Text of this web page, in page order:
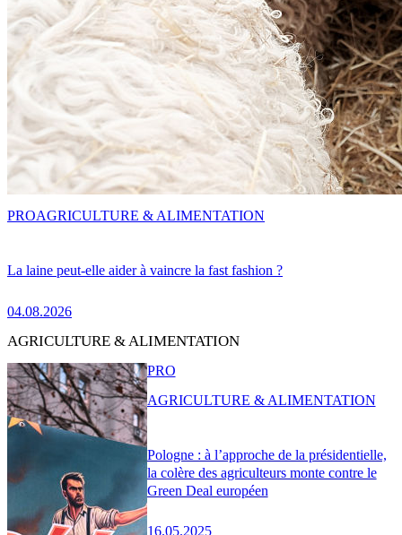
La laine peut-elle aider à vaincre la fast fashion ?
04.08.2026
PROAGRICULTURE & ALIMENTATION
AGRICULTURE & ALIMENTATION
Pologne : à l’approche de la présidentielle,
la colère des agriculteurs monte contre le
Green Deal européen
16.05.2025
PRO
AGRICULTURE & ALIMENTATION